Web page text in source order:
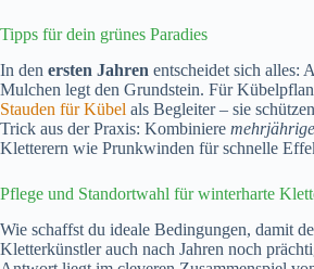
Tipps für dein grünes Paradies
In den ersten Jahren entscheidet sich alles:
Mulchen legt den Grundstein. Für
Stauden für Kübel als Begleiter – sie
Trick aus der Praxis: Kombiniere mehrjährige
Kletterern wie Prunkwinden für schnelle
Pflege und Standortwahl für winterharte
Wie schaffst du ideale Bedingungen, damit
Kletterkünstler auch nach Jahren noch